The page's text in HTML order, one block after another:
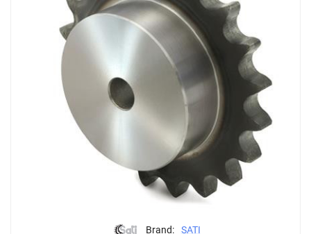
Brand: SATI